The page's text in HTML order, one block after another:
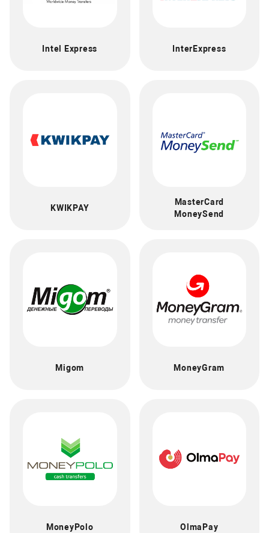
Intel Express InterExpress
KWIKPAY
MasterCard
MoneySend
Migom MoneyGram
MoneyPolo OlmaPay